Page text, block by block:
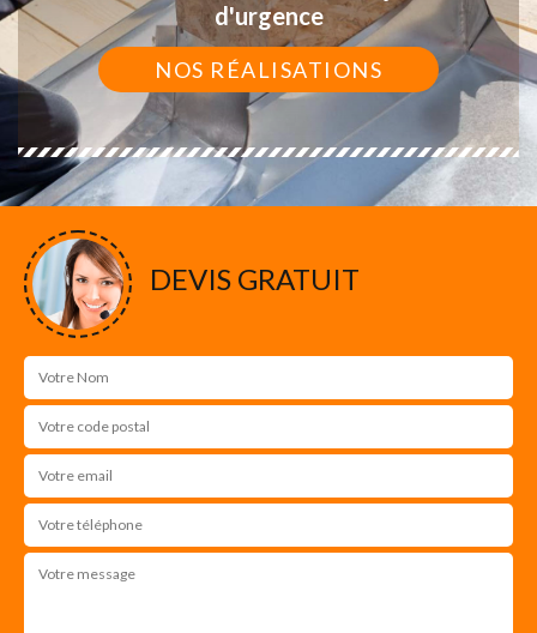
d'urgence
NOS RÉALISATIONS
DEVIS GRATUIT